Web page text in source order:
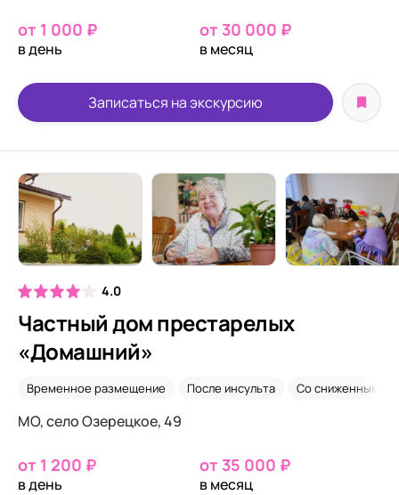
от 1 000 ₽
в день
от 30 000 ₽
в месяц
Записаться на экскурсию
4.0
Частный дом престарелых
«Домашний»
Временное размещение После инсульта Со сниженным
МО, село Озерецкое, 49
от 1 200 ₽
в день
от 35 000 ₽
в месяц